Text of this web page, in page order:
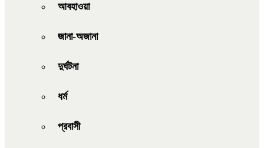
আবহাওয়া
জানা-অজানা
দুর্ঘটনা
ধর্ম
প্রবাসী